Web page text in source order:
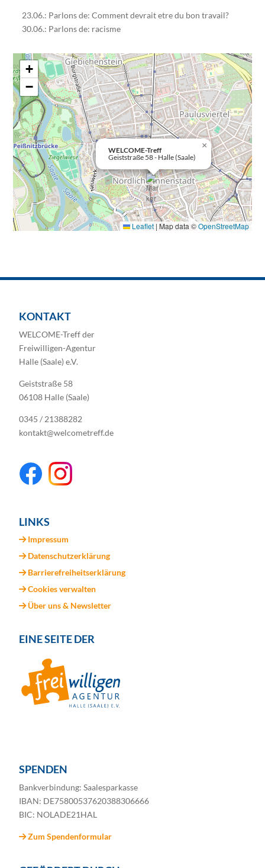
23.06.: Parlons de: Comment devrait etre du bon travail?
30.06.: Parlons de: racisme
WELCOME-Treff
Geiststraße 58 - Halle (Saale)
×
+
−
Leaflet | Map data ©OpenStreetMap
KONTAKT
WELCOME-Treff der
Freiwilligen-Agentur
Halle (Saale) e.V.
Geiststraße 58
06108 Halle (Saale)
0345 / 21388282
kontakt@welcometreff.de
LINKS
Impressum
Datenschutzerklärung
Barrierefreiheitserklärung
Cookies verwalten
Über uns & Newsletter
EINE SEITE DER
SPENDEN
Bankverbindung: Saalesparkasse
IBAN: DE75800537620388306666
BIC: NOLADE21HAL
Zum Spendenformular